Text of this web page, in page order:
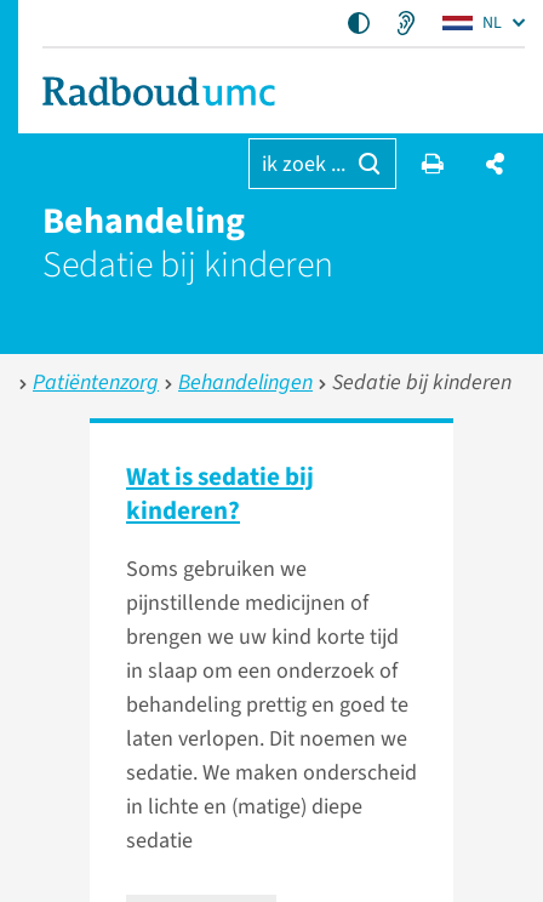
NL
ik zoek ...
Behandeling
Sedatie bij kinderen
Patiëntenzorg Behandelingen Sedatie bij kinderen
Wat is sedatie bij
kinderen?
Soms gebruiken we
pijnstillende medicijnen of
brengen we uw kind korte tijd
in slaap om een onderzoek of
behandeling prettig en goed te
laten verlopen. Dit noemen we
sedatie. We maken onderscheid
in lichte en (matige) diepe
sedatie